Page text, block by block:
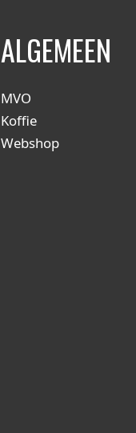
ALGEMEEN
MVO
Koffie
Webshop